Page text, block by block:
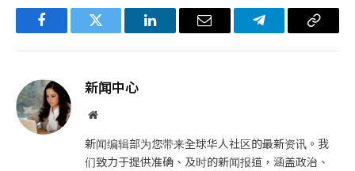
FacebookTwitter LinkedIn电
Telegram复
新闻中心
网
新闻编辑部为您带来全球华人社区的最新资讯。我
们致力于提供准确、及时的新闻报道，涵盖政治、